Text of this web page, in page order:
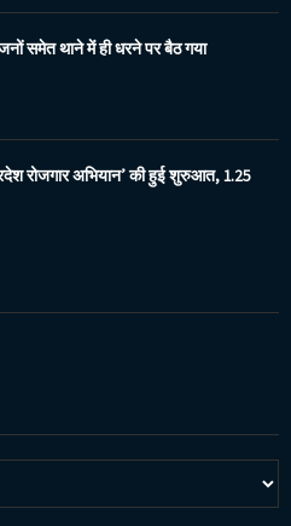
समेत थाने में ही धरने पर बैठ गया
रोजगार अभियान’ की हुई शुरुआत, 1.25